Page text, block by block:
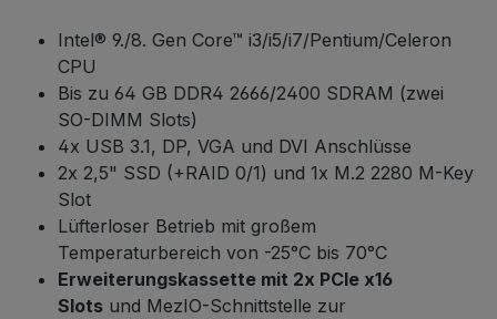
Intel® 9./8. Gen Core™ i3/i5/i7/Pentium/Celeron
CPU
Bis zu 64 GB DDR4 2666/2400 SDRAM (zwei
SO-DIMM Slots)
4x USB 3.1, DP, VGA und DVI Anschlüsse
2x 2,5" SSD (+RAID 0/1) und 1x M.2 2280 M-Key
Slot
Lüfterloser Betrieb mit großem
Temperaturbereich von -25°C bis 70°C
Erweiterungskassette mit 2x PCIe x16
Slots und MezIO-Schnittstelle zur